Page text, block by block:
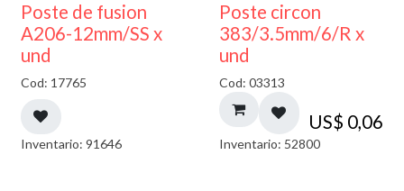
Poste de fusion
A206-12mm/SS x
und
Cod: 17765
Inventario: 91646
Poste circon
383/3.5mm/6/R x
und
Cod: 03313
US$ 0,06
Inventario: 52800